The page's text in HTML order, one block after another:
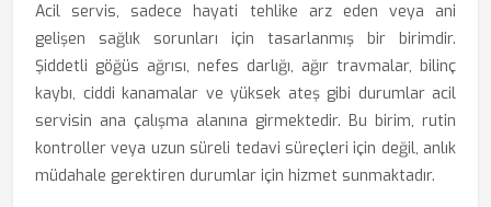
Acil servis, sadece hayati tehlike arz eden veya ani
gelişen sağlık sorunları için tasarlanmış bir birimdir.
Şiddetli göğüs ağrısı, nefes darlığı, ağır travmalar, bilinç
kaybı, ciddi kanamalar ve yüksek ateş gibi durumlar acil
servisin ana çalışma alanına girmektedir. Bu birim, rutin
kontroller veya uzun süreli tedavi süreçleri için değil, anlık
müdahale gerektiren durumlar için hizmet sunmaktadır.